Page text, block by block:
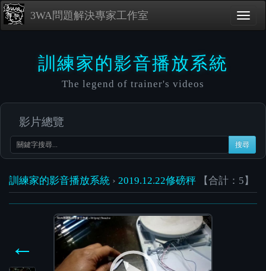
3WA問題解決專家工作室
訓練家的影音播放系統
The legend of trainer's videos
影片總覽
搜尋
訓練家的影音播放系統 › 2019.12.22修磅秤 【合計：5】
←
Video
Player